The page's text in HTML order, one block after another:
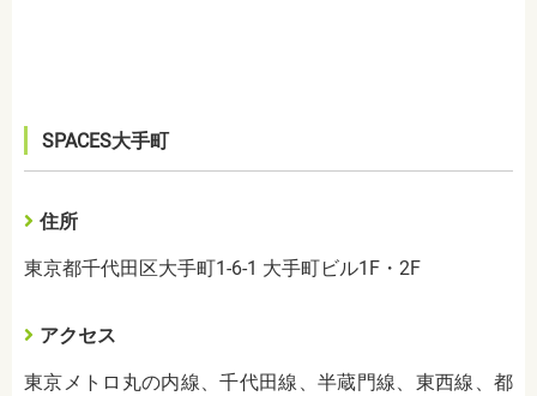
SPACES大手町
住所
東京都千代田区大手町1-6-1 大手町ビル1F・2F
アクセス
東京メトロ丸の内線、千代田線、半蔵門線、東西線、都